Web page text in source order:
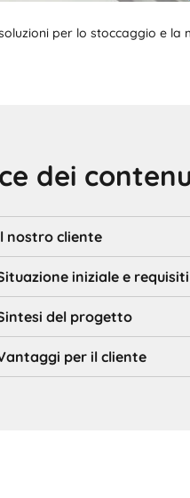
per lo stoccaggio e la
dei
nostro cliente
iniziale e
del progetto
per il cliente